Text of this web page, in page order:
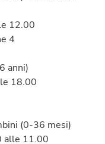
12.00
4
anni)
18.00
(0-36 mesi)
alle 11.00